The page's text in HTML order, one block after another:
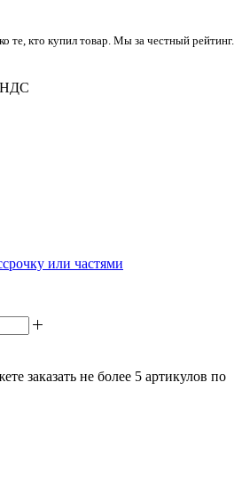
те, кто купил товар. Мы за честный рейтинг.
НДС
или частями
заказать не более 5 артикулов по